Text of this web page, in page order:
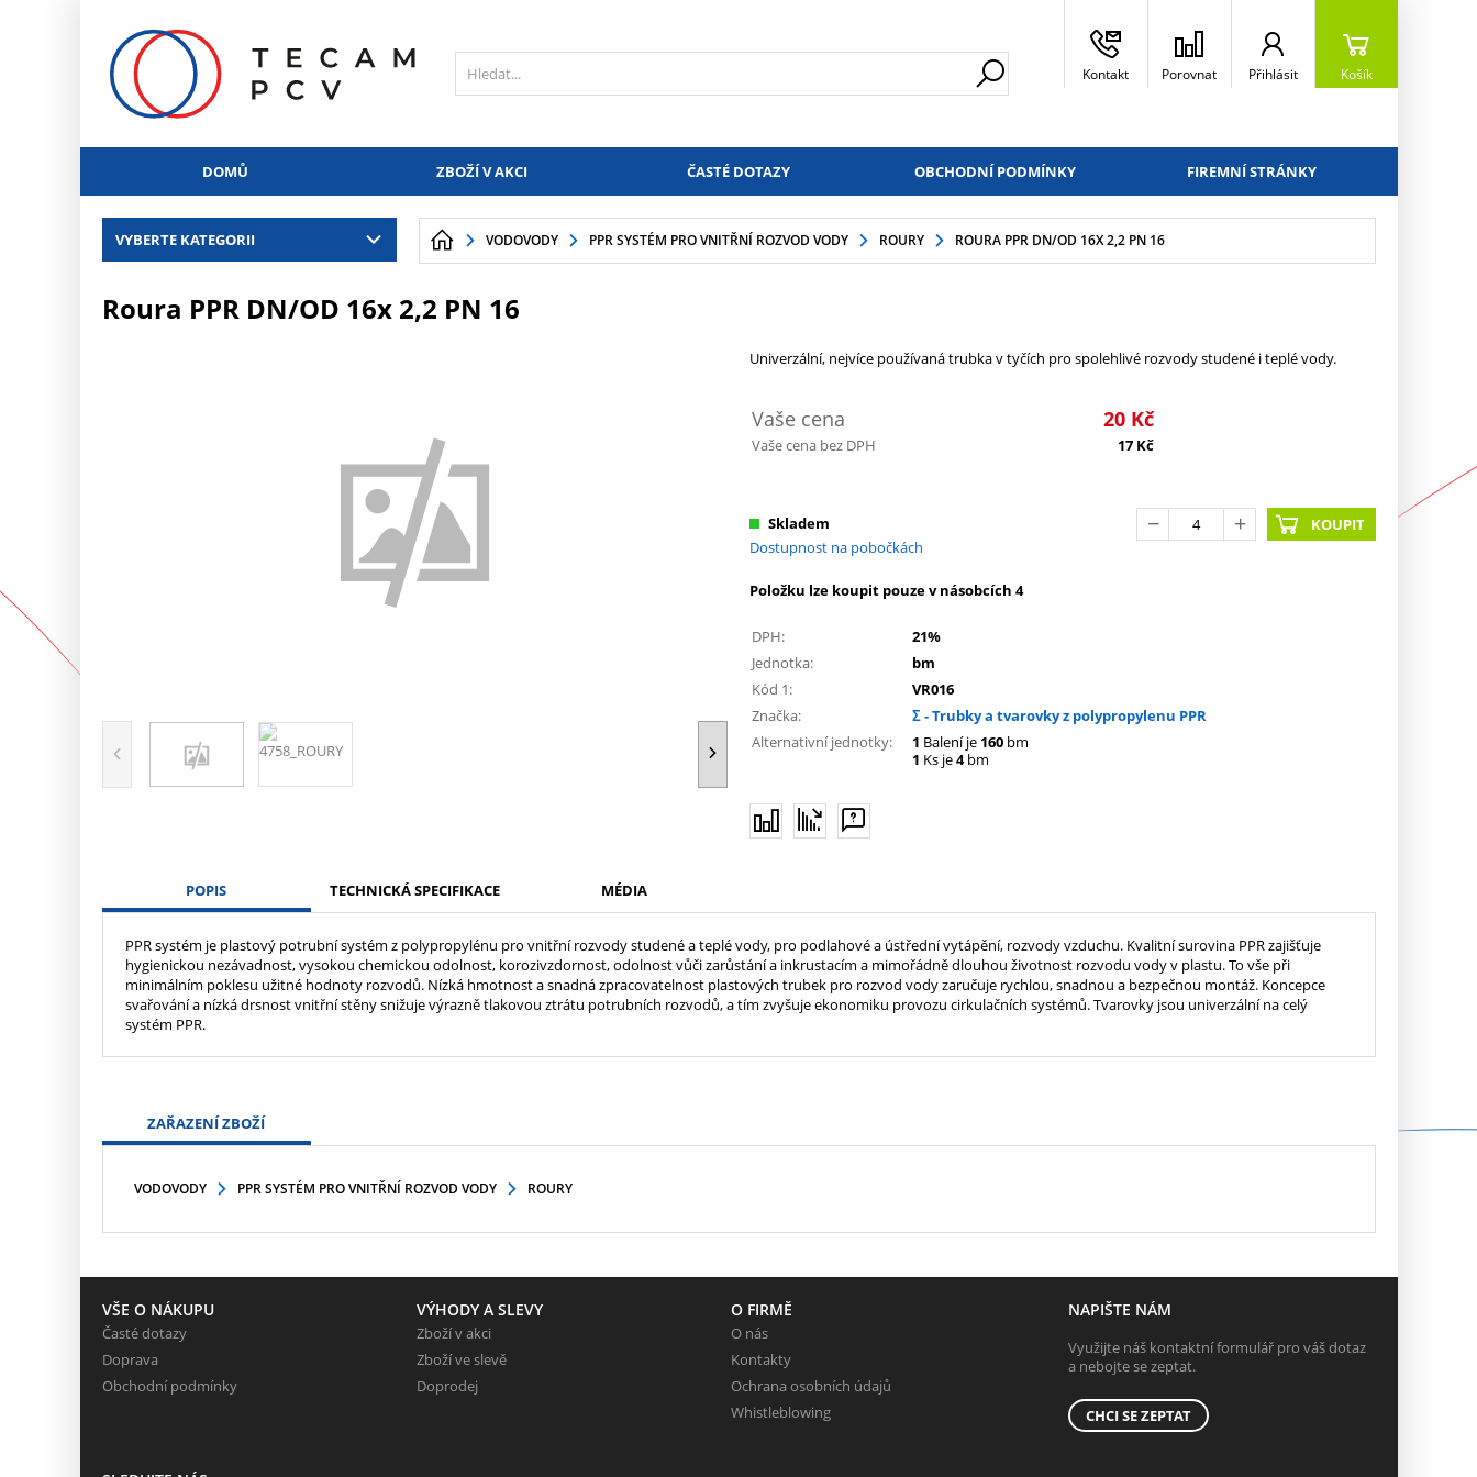
Kontakt Porovnat Přihlásit Košík
DOMŮ ZBOŽÍ V AKCI ČASTÉ DOTAZY OBCHODNÍ PODMÍNKY FIREMNÍ STRÁNKY
VYBERTE KATEGORII VODOVODY PPR SYSTÉM PRO VNITŘNÍ ROZVOD VODY ROURY ROURA PPR DN/OD 16X 2,2 PN 16
Roura PPR DN/OD 16x 2,2 PN 16
Univerzální, nejvíce používaná trubka v tyčích pro spolehlivé rozvody studené i teplé vody.
Vaše cena 20 Kč
Vaše cena bez DPH 17 Kč
Skladem
Dostupnost na pobočkách
KOUPIT
Položku lze koupit pouze v násobcích 4
DPH:
21%
Jednotka:
bm
Kód 1:
VR016
Značka:
Σ - Trubky a tvarovky z polypropylenu PPR
Alternativní jednotky:
1 Balení je 160 bm
1 Ks je4bm
POPIS TECHNICKÁ SPECIFIKACE MÉDIA
PPR systém je plastový potrubní systém z polypropylénu pro vnitřní rozvody studené a teplé vody, pro podlahové a ústřední vytápění, rozvody vzduchu. Kvalitní surovina PPR zajišťuje
hygienickou nezávadnost, vysokou chemickou odolnost, korozivzdornost, odolnost vůči zarůstání a inkrustacím a mimořádně dlouhou životnost rozvodu vody v plastu. To vše při
minimálním poklesu užitné hodnoty rozvodů. Nízká hmotnost a snadná zpracovatelnost plastových trubek pro rozvod vody zaručuje rychlou, snadnou a bezpečnou montáž. Koncepce
svařování a nízká drsnost vnitřní stěny snižuje výrazně tlakovou ztrátu potrubních rozvodů, a tím zvyšuje ekonomiku provozu cirkulačních systémů. Tvarovky jsou univerzální na celý
systém PPR.
ZAŘAZENÍ ZBOŽÍ
VODOVODY PPR SYSTÉM PRO VNITŘNÍ ROZVOD VODY ROURY
VŠE O NÁKUPU
Časté dotazy
Doprava
Obchodní podmínky
VÝHODY A SLEVY
Zboží v akci
Zboží ve slevě
Doprodej
O FIRMĚ
O nás
Kontakty
Ochrana osobních údajů
Whistleblowing
NAPIŠTE NÁM
Využijte náš kontaktní formulář pro váš dotaz
a nebojte se zeptat.
CHCI SE ZEPTAT